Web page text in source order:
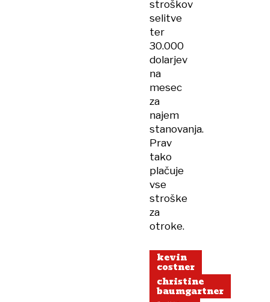
stroškov
selitve
ter
30.000
dolarjev
na
mesec
za
najem
stanovanja.
Prav
tako
plačuje
vse
stroške
za
otroke.
kevin
costner
christine
baumgartner